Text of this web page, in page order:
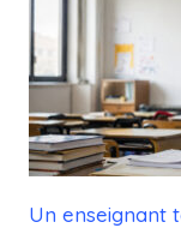
Un enseignant